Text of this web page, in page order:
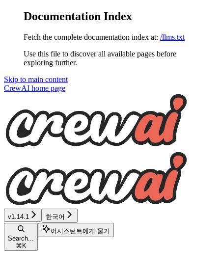
Documentation Index
Fetch the complete documentation index at: /llms.txt
Use this file to discover all available pages before
exploring further.
Skip to main content
CrewAI home page
v1.14.1 한국어
Search...
⌘ K
어시스턴트에게 묻기